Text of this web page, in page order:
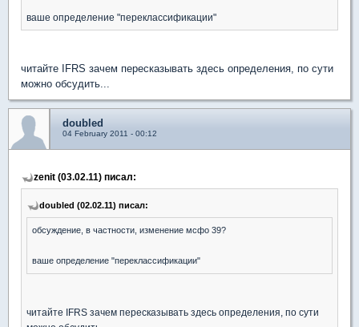
ваше определение "переклассификации"
читайте IFRS зачем пересказывать здесь определения, по сути
можно обсудить...
doubled
04 February 2011 - 00:12
zenit (03.02.11) писал:
doubled (02.02.11) писал:
обсуждение, в частности, изменение мсфо 39?
ваше определение "переклассификации"
читайте IFRS зачем пересказывать здесь определения, по сути